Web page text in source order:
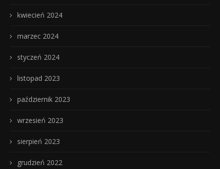
kwiecień 2024
marzec 2024
styczeń 2024
listopad 2023
październik 2023
wrzesień 2023
sierpień 2023
grudzień 2022